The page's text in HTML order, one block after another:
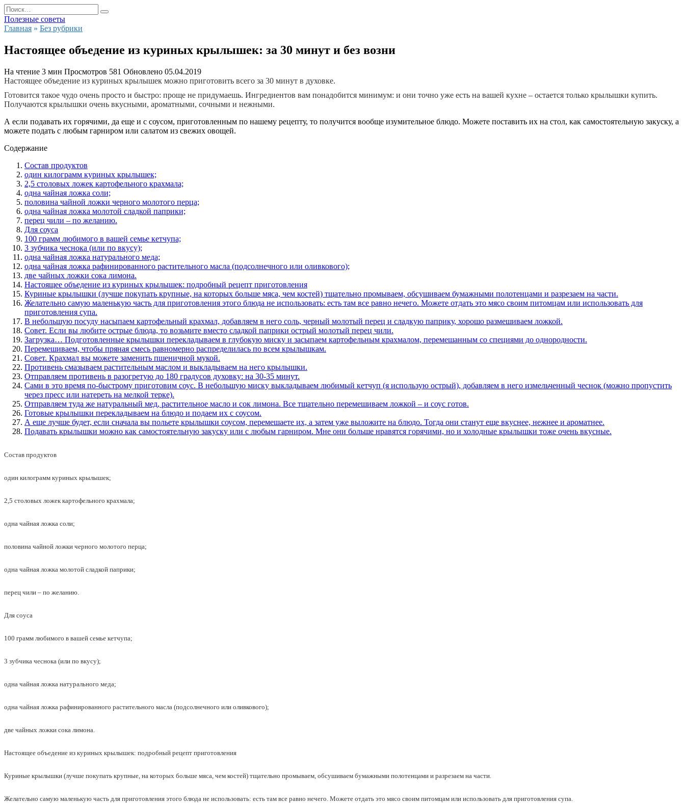
Перейти
к
содержанию
Search
for:
Полезные советы
Главная » Без рубрики
Настоящее объедение из куриных крылышек: за 30 минут и без возни
На чтение 3 мин Просмотров 581 Обновлено 05.04.2019
Настоящее объедение из куриных крылышек можно приготовить всего за 30 минут в духовке.
Готовится такое чудо очень просто и быстро: проще не придумаешь. Ингредиентов вам понадобится минимум: и они точно уже есть на вашей кухне – остается только крылышки купить.
Получаются крылышки очень вкусными, ароматными, сочными и нежными.
А если подавать их горячими, да еще и с соусом, приготовленным по нашему рецепту, то получится вообще изумительное блюдо. Можете поставить их на стол, как самостоятельную закуску, а
можете подать с любым гарниром или салатом из свежих овощей.
Содержание
Состав продуктов
один килограмм куриных крылышек;
2,5 столовых ложек картофельного крахмала;
одна чайная ложка соли;
половина чайной ложки черного молотого перца;
одна чайная ложка молотой сладкой паприки;
перец чили – по желанию.
Для соуса
100 грамм любимого в вашей семье кетчупа;
3 зубчика чеснока (или по вкусу);
одна чайная ложка натурального меда;
одна чайная ложка рафинированного растительного масла (подсолнечного или оливкового);
две чайных ложки сока лимона.
Настоящее объедение из куриных крылышек: подробный рецепт приготовления
Куриные крылышки (лучше покупать крупные, на которых больше мяса, чем костей) тщательно промываем, обсушиваем бумажными полотенцами и разрезаем на части.
Желательно самую маленькую часть для приготовления этого блюда не использовать: есть там все равно нечего. Можете отдать это мясо своим питомцам или использовать для
приготовления супа.
В небольшую посуду насыпаем картофельный крахмал, добавляем в него соль, черный молотый перец и сладкую паприку, хорошо размешиваем ложкой.
Совет. Если вы любите острые блюда, то возьмите вместо сладкой паприки острый молотый перец чили.
Загрузка… Подготовленные крылышки перекладываем в глубокую миску и засыпаем картофельным крахмалом, перемешанным со специями до однородности.
Перемешиваем, чтобы пряная смесь равномерно распределилась по всем крылышкам.
Совет. Крахмал вы можете заменить пшеничной мукой.
Противень смазываем растительным маслом и выкладываем на него крылышки.
Отправляем противень в разогретую до 180 градусов духовку: на 30-35 минут.
Сами в это время по-быстрому приготовим соус. В небольшую миску выкладываем любимый кетчуп (я использую острый), добавляем в него измельченный чеснок (можно пропустить
через пресс или натереть на мелкой терке).
Отправляем туда же натуральный мед, растительное масло и сок лимона. Все тщательно перемешиваем ложкой – и соус готов.
Готовые крылышки перекладываем на блюдо и подаем их с соусом.
А еще лучше будет, если сначала вы польете крылышки соусом, перемешаете их, а затем уже выложите на блюдо. Тогда они станут еще вкуснее, нежнее и ароматнее.
Подавать крылышки можно как самостоятельную закуску или с любым гарниром. Мне они больше нравятся горячими, но и холодные крылышки тоже очень вкусные.
Состав продуктов
один килограмм куриных крылышек;
2,5 столовых ложек картофельного крахмала;
одна чайная ложка соли;
половина чайной ложки черного молотого перца;
одна чайная ложка молотой сладкой паприки;
перец чили – по желанию.
Для соуса
100 грамм любимого в вашей семье кетчупа;
3 зубчика чеснока (или по вкусу);
одна чайная ложка натурального меда;
одна чайная ложка рафинированного растительного масла (подсолнечного или оливкового);
две чайных ложки сока лимона.
Настоящее объедение из куриных крылышек: подробный рецепт приготовления
Куриные крылышки (лучше покупать крупные, на которых больше мяса, чем костей) тщательно промываем, обсушиваем бумажными полотенцами и разрезаем на части.
Желательно самую маленькую часть для приготовления этого блюда не использовать: есть там все равно нечего. Можете отдать это мясо своим питомцам или использовать для приготовления супа.